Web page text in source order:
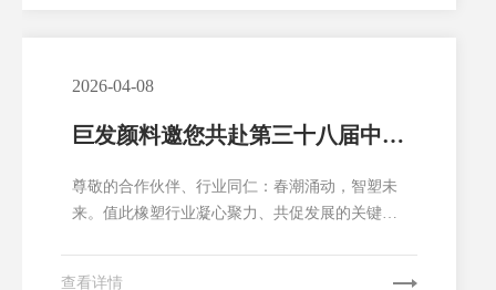
2026-04-08
巨发颜料邀您共赴第三十八届中国
尊敬的合作伙伴、行业同仁：春潮涌动，智塑未
来。值此橡塑行业凝心聚力、共促发展的关键时
查看详情